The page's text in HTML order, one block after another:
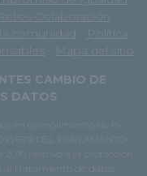
Retos-Colaboración
comunidad
Política
Mapa del sitio
CAMBIO DE
DATOS
en cumplimiento de lo
679 DEL PARLAMENTO
2016 relativo a la protección
al tratamiento de datos